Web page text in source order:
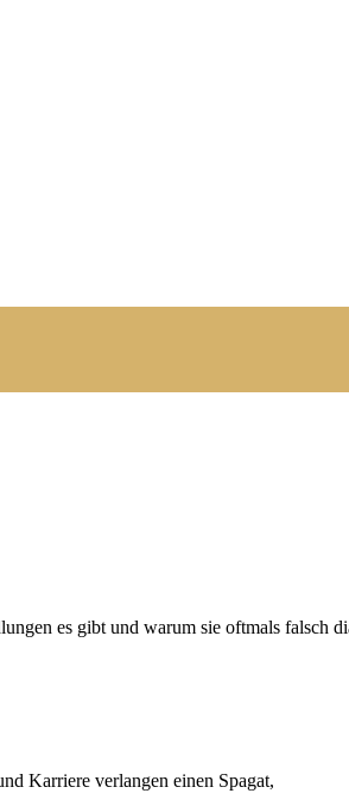
es gibt und warum sie oftmals falsch
Karriere verlangen einen Spagat,